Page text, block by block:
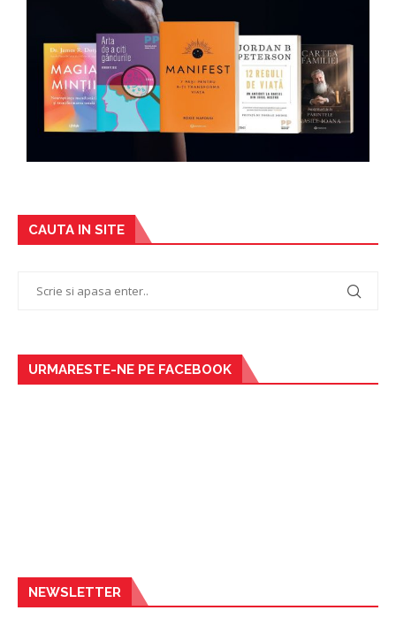
CAUTA IN SITE
URMARESTE-NE PE FACEBOOK
NEWSLETTER